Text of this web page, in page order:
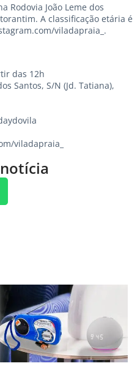
Rodovia João Leme dos
A classificação etária é
viladapraia_.
das 12h
Santos, S/N (Jd. Tatiana),
viladapraia_